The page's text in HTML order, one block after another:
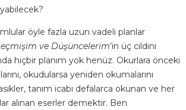
öyle fazla uzun vadeli planlar
ve Düşüncelerim’in üç cildini
hiçbir planım yok henüz. Okurlara önceki
okudularsa yeniden okumalarını
tanım icabı defalarca okunan ve her
alınan eserler demektir. Ben